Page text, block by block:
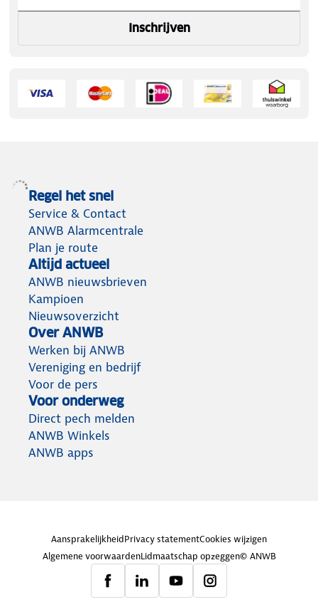
Inschrijven
Regel het snel
Service & Contact
ANWB Alarmcentrale
Plan je route
Altijd actueel
ANWB nieuwsbrieven
Kampioen
Nieuwsoverzicht
Over ANWB
Werken bij ANWB
Vereniging en bedrijf
Voor de pers
Voor onderweg
Direct pech melden
ANWB Winkels
ANWB apps
AansprakelijkheidPrivacy statementCookies wijzigen
Algemene voorwaardenLidmaatschap opzeggen© ANWB